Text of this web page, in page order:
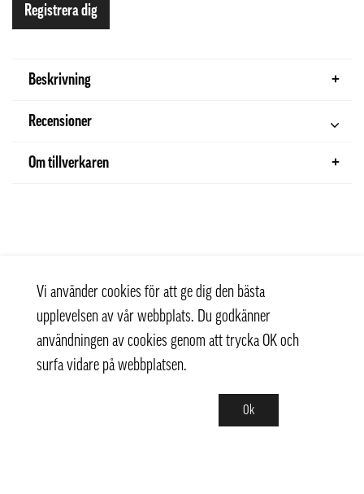
Registrera dig
Beskrivning
Recensioner
Om tillverkaren
Vi använder cookies för att ge dig den bästa
upplevelsen av vår webbplats. Du godkänner
användningen av cookies genom att trycka OK och
surfa vidare på webbplatsen.
Ok